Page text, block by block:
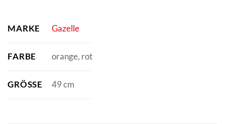
MARKE Gazelle
FARBE orange, rot
GRÖSSE 49 cm